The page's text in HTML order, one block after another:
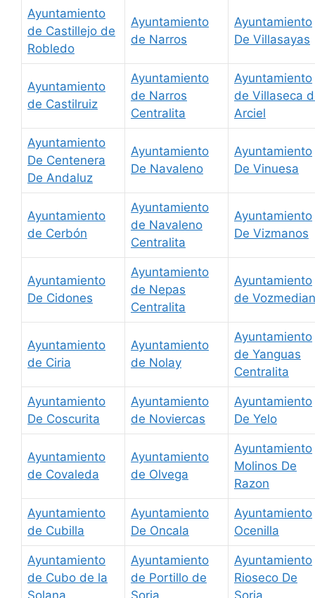
Ayuntamiento
de Castillejo de
Robledo
Ayuntamiento
de Narros
Ayuntamiento
De Villasayas
Ayuntamiento
de Castilruiz
Ayuntamiento
de Narros
Centralita
Ayuntamiento
de Villaseca
Arciel
Ayuntamiento
De Centenera
De Andaluz
Ayuntamiento
De Navaleno
Ayuntamiento
De Vinuesa
Ayuntamiento
de Cerbón
Ayuntamiento
de Navaleno
Centralita
Ayuntamiento
De Vizmanos
Ayuntamiento
De Cidones
Ayuntamiento
de Nepas
Centralita
Ayuntamiento
de
Ayuntamiento
de Ciria
Ayuntamiento
de Nolay
Ayuntamiento
de Yanguas
Centralita
Ayuntamiento
De Coscurita
Ayuntamiento
de Noviercas
Ayuntamiento
De Yelo
Ayuntamiento
de Covaleda
Ayuntamiento
de Olvega
Ayuntamiento
Molinos De
Razon
Ayuntamiento
de Cubilla
Ayuntamiento
De Oncala
Ayuntamiento
Ocenilla
Ayuntamiento
de Cubo de la
Solana
Ayuntamiento
de Portillo de
Soria
Ayuntamiento
Rioseco De
Soria